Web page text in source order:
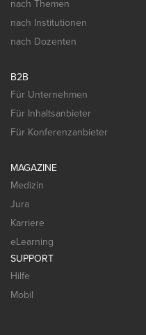
nach Themen
nach Institutionen
nach Dozenten
B2B
Für Unternehmen
Für Inhaltsanbieter
Für Konferenzanbieter
MAGAZINE
Medizin
Jura
Karriere
eLearning
SUPPORT
Hilfe
Mobil